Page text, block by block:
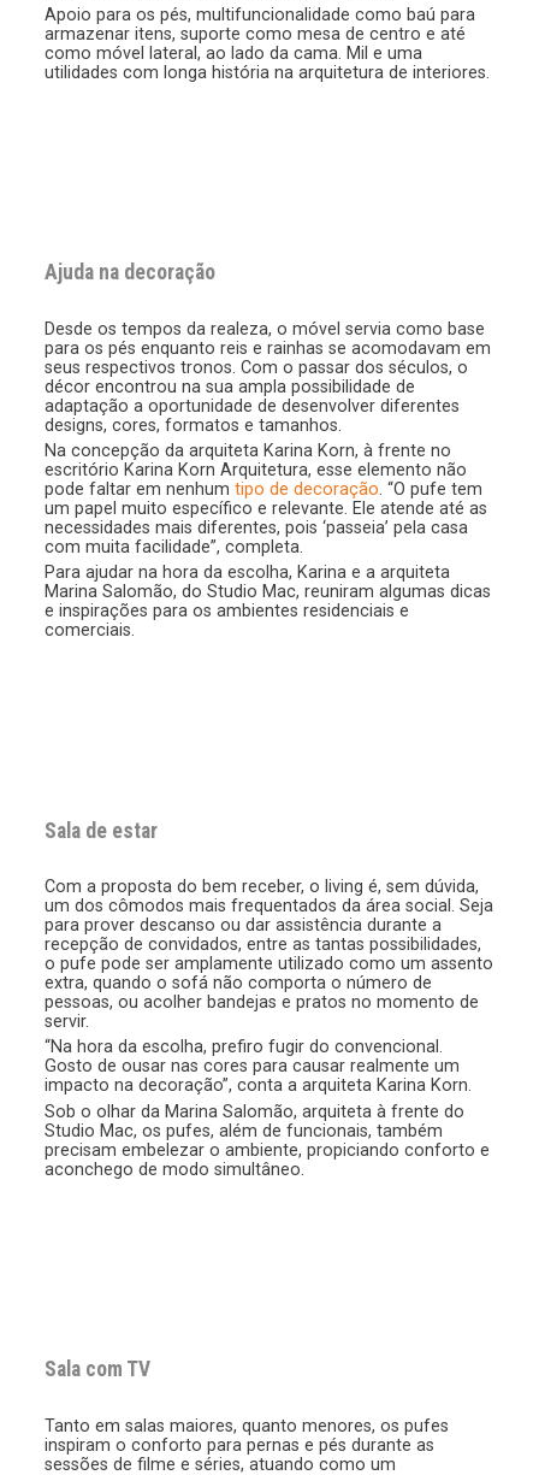
Apoio para os pés, multifuncionalidade como baú para
armazenar itens, suporte como mesa de centro e até
como móvel lateral, ao lado da cama. Mil e uma
utilidades com longa história na arquitetura de interiores.
Ajuda na decoração
Desde os tempos da realeza, o móvel servia como base
para os pés enquanto reis e rainhas se acomodavam em
seus respectivos tronos. Com o passar dos séculos, o
décor encontrou na sua ampla possibilidade de
adaptação a oportunidade de desenvolver diferentes
designs, cores, formatos e tamanhos.
Na concepção da arquiteta Karina Korn, à frente no
escritório Karina Korn Arquitetura, esse elemento não
pode faltar em nenhum tipo de decoração . “O pufe tem
um papel muito específico e relevante. Ele atende até as
necessidades mais diferentes, pois ‘passeia’ pela casa
com muita facilidade”, completa.
Para ajudar na hora da escolha, Karina e a arquiteta
Marina Salomão, do Studio Mac, reuniram algumas dicas
e inspirações para os ambientes residenciais e
comerciais.
Sala de estar
Com a proposta do bem receber, o living é, sem dúvida,
um dos cômodos mais frequentados da área social. Seja
para prover descanso ou dar assistência durante a
recepção de convidados, entre as tantas possibilidades,
o pufe pode ser amplamente utilizado como um assento
extra, quando o sofá não comporta o número de
pessoas, ou acolher bandejas e pratos no momento de
servir.
“Na hora da escolha, prefiro fugir do convencional.
Gosto de ousar nas cores para causar realmente um
impacto na decoração”, conta a arquiteta Karina Korn.
Sob o olhar da Marina Salomão, arquiteta à frente do
Studio Mac, os pufes, além de funcionais, também
precisam embelezar o ambiente, propiciando conforto e
aconchego de modo simultâneo.
Sala com TV
Tanto em salas maiores, quanto menores, os pufes
inspiram o conforto para pernas e pés durante as
sessões de filme e séries, atuando como um